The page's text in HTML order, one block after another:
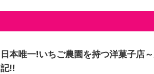
日本唯一!いちご農園を持つ洋菓子店
記!!